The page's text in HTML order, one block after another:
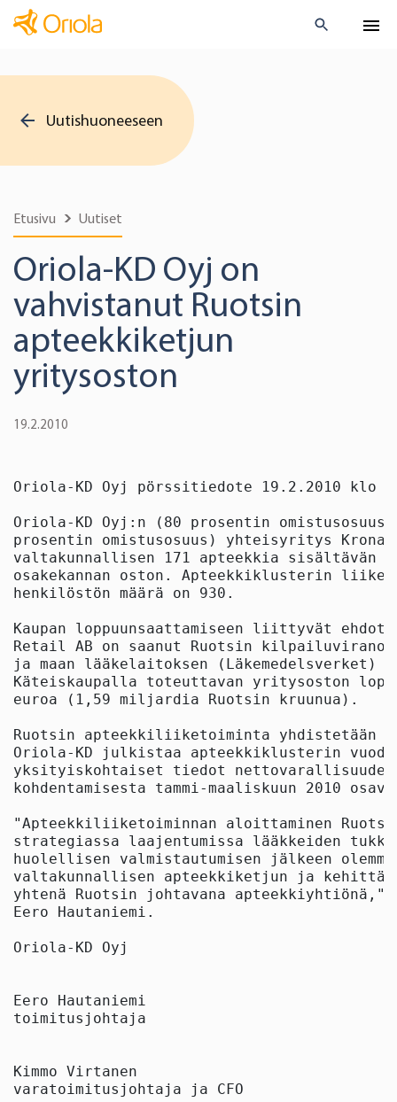
Uutishuoneeseen
Etusivu Uutiset
Oriola-KD Oyj on
vahvistanut Ruotsin
apteekkiketjun
yritysoston
19.2.2010
Oriola-KD Oyj pörssitiedote 19.2.2010 klo
Oriola-KD Oyj:n (80 prosentin
prosentin omistusosuus) yhteisyritys
valtakunnallisen 171 apteekkia sisältävän
osakekannan oston. Apteekkiklusterin
henkilöstön määrä on 930.
Kaupan loppuunsaattamiseen liittyvät
Retail AB on saanut Ruotsin
ja maan lääkelaitoksen (Läkemedelsverket)
Käteiskaupalla toteuttavan yritysoston
euroa (1,59 miljardia Ruotsin kruunua).
Ruotsin apteekkiliiketoiminta yhdistetään
Oriola-KD julkistaa apteekkiklusterin
yksityiskohtaiset tiedot
kohdentamisesta tammi-maaliskuun 2010
"Apteekkiliiketoiminnan aloittaminen
strategiassa laajentumissa lääkkeiden
huolellisen valmistautumisen jälkeen
valtakunnallisen apteekkiketjun ja
yhtenä Ruotsin johtavana
Eero Hautaniemi.
Oriola-KD Oyj
Eero Hautaniemi
toimitusjohtaja
Kimmo Virtanen
varatoimitusjohtaja ja CFO